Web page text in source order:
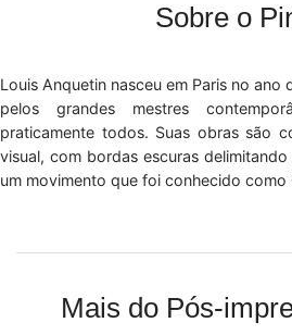
Sobre o
Louis Anquetin nasceu em Paris no ano
pelos grandes mestres
praticamente todos. Suas obras são
visual, com bordas escuras
um movimento que foi conhecido como
Mais do Pós-